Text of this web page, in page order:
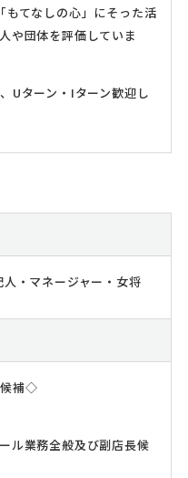
もてなしの心」にそった活
や団体を評価していま
Uターン・Iターン歓迎し
・マネージャー・女将
候補◇
ル業務全般及び副店長候